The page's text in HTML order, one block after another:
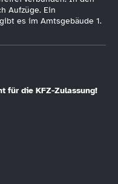
Aufzüge. Ein
es im Amtsgebäude 1.
für die KFZ-Zulassung!